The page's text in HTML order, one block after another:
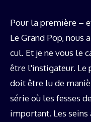
Pour la première –
Le Grand Pop, nous
cul. Et je ne vous le
être l'instigateur. Le
doit être lu de
série où les fesses
important. Les